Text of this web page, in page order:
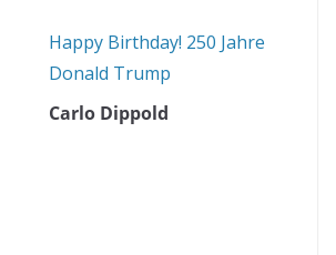
Happy Birthday! 250 Jahre
Donald Trump
Carlo Dippold